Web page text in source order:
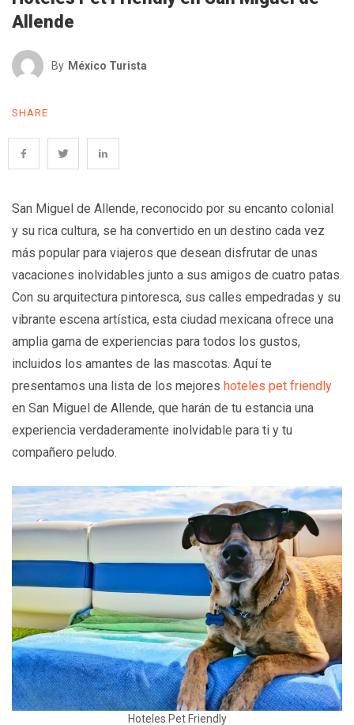
Allende
By México Turista
SHARE
San Miguel de Allende, reconocido por su encanto colonial
y su rica cultura, se ha convertido en un destino cada vez
más popular para viajeros que desean disfrutar de unas
vacaciones inolvidables junto a sus amigos de cuatro patas.
Con su arquitectura pintoresca, sus calles empedradas y su
vibrante escena artística, esta ciudad mexicana ofrece una
amplia gama de experiencias para todos los gustos,
incluidos los amantes de las mascotas. Aquí te
presentamos una lista de los mejores hoteles pet friendly
en San Miguel de Allende, que harán de tu estancia una
experiencia verdaderamente inolvidable para ti y tu
compañero peludo.
Hoteles Pet Friendly